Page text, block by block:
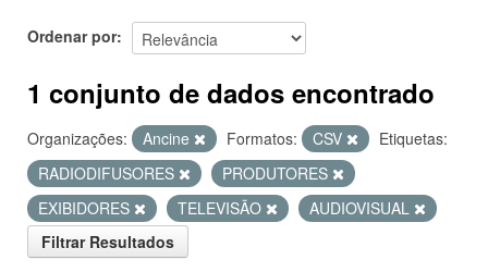
SOBRE
Ordenar por
1 conjunto de dados encontrado
Organizações: Ancine Formatos: CSV
Etiquetas:
RADIODIFUSORES
PRODUTORES
EXIBIDORES
TELEVISÃO
AUDIOVISUAL
Filtrar Resultados